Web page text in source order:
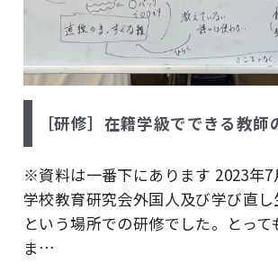
［研修］在籍学級でできる教
※資料は一番下にあります 2023年
学校教育研究会外国人及び学び直
という場所での研修でした。とっ
ま…